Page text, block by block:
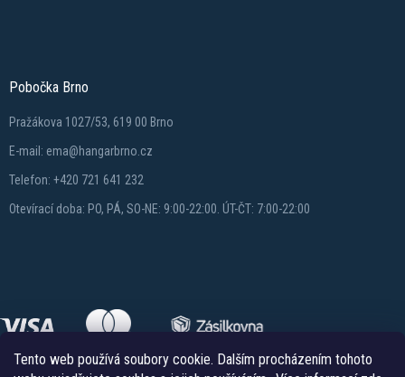
Tento web používá soubory cookie. Dalším procházením tohoto
Pobočka Brno
Pražákova 1027/53, 619 00 Brno
E-mail: ema@hangarbrno.cz
Telefon: +420 721 641 232
Otevírací doba: PO, PÁ, SO-NE: 9:00-22:00. ÚT-ČT: 7:00-22:00